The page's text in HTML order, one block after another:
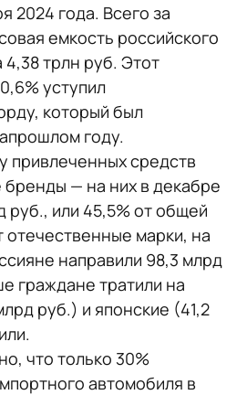
2024 года. Всего за
емкость российского
4,38 трлн руб. Этот
уступил
который был
году.
привлеченных средств
бренды — на них в декабре
руб., или 45,5% от общей
марки, на
направили 98,3 млрд
граждане тратили на
руб.) и японские (41,2
что только 30%
автомобиля в